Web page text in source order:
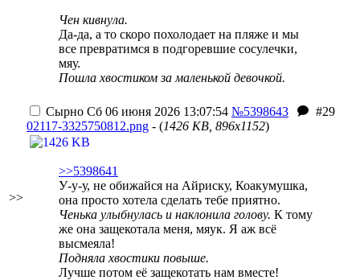
Чен кивнула.
Да-да, а то скоро похолодает на пляже и мы
все превратимся в подгоревшие сосулечки,
мяу.
Пошла хвостиком за маленькой девочкой.
>>
Сырно Сб 06 июня 2026 13:07:54 №5398643
#29
02117-3325750812.png - (1426 KB, 896x1152)
>>5398641
У-у-у, не обижайся на Айриску, Коакумушка,
она просто хотела сделать тебе приятно.
Ченька улыбнулась и наклонила голову. К тому
же она защекотала меня, мяук. Я аж всё
высмеяла!
Подняла хвостики повыше.
Лучше потом её защекотать нам вместе!